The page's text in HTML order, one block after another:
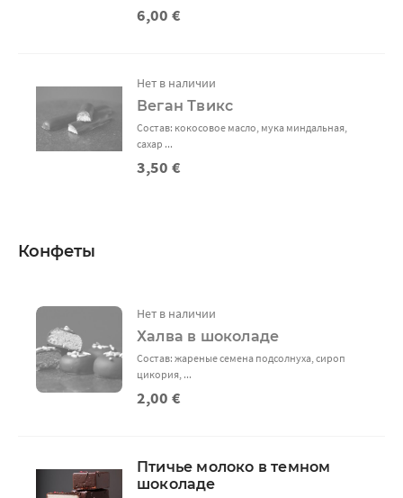
6,00 €
Веган Твикс
3,50 €
Нет в наличии
Состав: кокосовое масло, мука миндальная,
сахар ...
Конфеты
Халва в шоколаде
2,00 €
Нет в наличии
Состав: жареные семена подсолнуха, сироп
цикория, ...
Птичье молоко в темном
шоколаде